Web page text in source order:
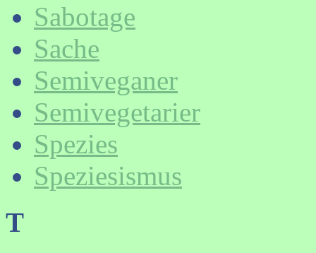
Sabotage
Sache
Semiveganer
Semivegetarier
Spezies
Speziesismus
T